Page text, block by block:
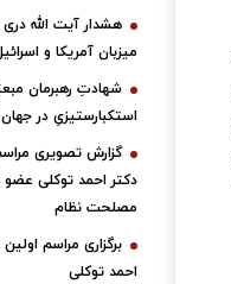
هشدار آیت الله
میزبان آمریکا و
شهادتِ رهبرمان
استکبارستیزیِ در
گزارش تصویری
دکتر احمد توکلی
مصلحت نظام
برگزاری مراسم
احمد توکلی